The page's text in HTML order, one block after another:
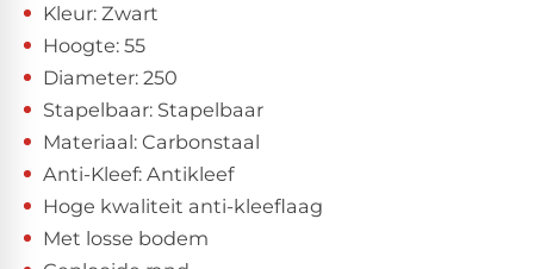
Kleur: Zwart
Hoogte: 55
Diameter: 250
Stapelbaar: Stapelbaar
Materiaal: Carbonstaal
Anti-Kleef: Antikleef
Hoge kwaliteit anti-kleeflaag
Met losse bodem